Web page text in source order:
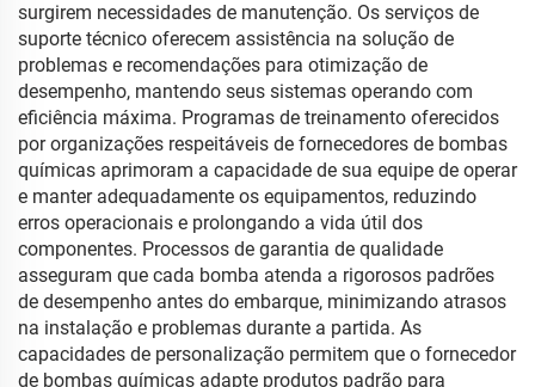
surgirem necessidades de manutenção. Os serviços de
suporte técnico oferecem assistência na solução de
problemas e recomendações para otimização de
desempenho, mantendo seus sistemas operando com
eficiência máxima. Programas de treinamento oferecidos
por organizações respeitáveis de fornecedores de bombas
químicas aprimoram a capacidade de sua equipe de operar
e manter adequadamente os equipamentos, reduzindo
erros operacionais e prolongando a vida útil dos
componentes. Processos de garantia de qualidade
asseguram que cada bomba atenda a rigorosos padrões
de desempenho antes do embarque, minimizando atrasos
na instalação e problemas durante a partida. As
capacidades de personalização permitem que o fornecedor
de bombas químicas adapte produtos padrão para